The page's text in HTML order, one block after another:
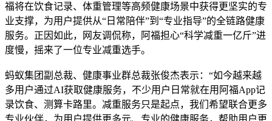
福将在饮食记录、体重管理等高频健康场景中获得更坚实的专
业支撑，为用户提供从“日常陪伴”到“专业指导”的全链路健康
服务。正因如此，网友调侃称，阿福担心“科学减重一亿斤”进
度慢，摇来了一位专业减重选手。
蚂蚁集团副总裁、健康事业群总裁张俊杰表示：“如今越来越
多用户通过AI获取健康服务，不少用户日常就在用阿福App记
录饮食、测算卡路里。减重服务只是起点，我们希望联合更多